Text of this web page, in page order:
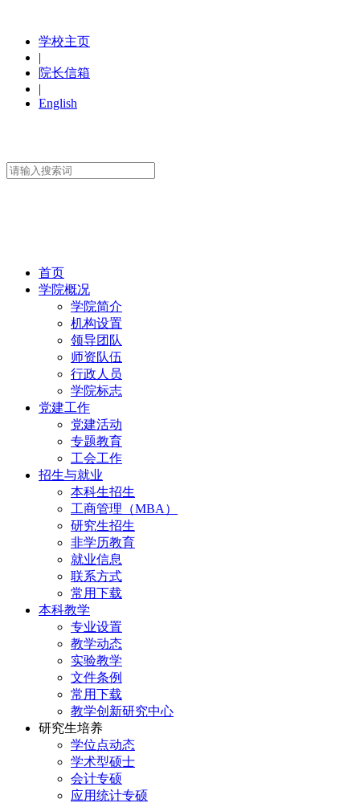
学校主页
|
院长信箱
|
English
首页
学院概况
学院简介
机构设置
领导团队
师资队伍
行政人员
学院标志
党建工作
党建活动
专题教育
工会工作
招生与就业
本科生招生
工商管理（MBA）
研究生招生
非学历教育
就业信息
联系方式
常用下载
本科教学
专业设置
教学动态
实验教学
文件条例
常用下载
教学创新研究中心
研究生培养
学位点动态
学术型硕士
会计专硕
应用统计专硕